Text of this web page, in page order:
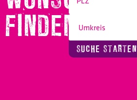
FINDEN!
SUCHE STARTEN